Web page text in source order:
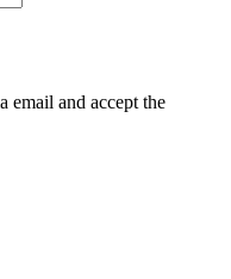
email and accept the